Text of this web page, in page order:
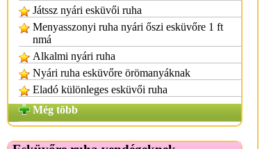
Játssz nyári esküvői ruha
Menyasszonyi ruha nyári őszi esküvőre 1 ft
nmá
Alkalmi nyári ruha
Nyári ruha esküvőre örömanyáknak
Eladó különleges esküvői ruha
Még több